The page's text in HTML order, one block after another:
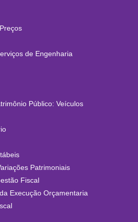
de Engenharia
Público: Veículos
Patrimoniais
Fiscal
Execução Orçamentaria